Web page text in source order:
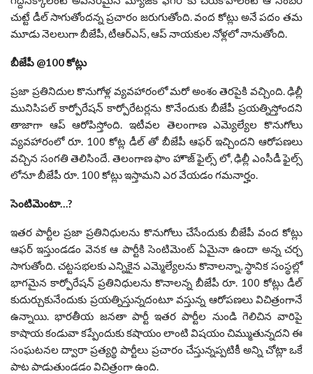
చుట్టే డీల్ సాగుతోందన్న ప్రచారం జరుగుతోంది. వంద కోట్లు అనే పదం తమ
మూడు నెలలుగా బీజేపీ, టీఆర్ఎస్, ఆప్ నాయకుల నోళ్లలో నానుతోంది.
బీజేపీ @100 కోట్లు
ప్రజా ప్రతినిదుల కొనుగోళ్ల వ్యవహారంలో మరో అంశం తెరపైకి వచ్చింది. ఢిల్లీ
మునిసిపల్ కార్పోరేషన్ కార్పోరేటర్లను కొనేందుకు బీజేపీ ప్రయత్నిస్తోందని
తాజాగా ఆప్ ఆరోపిస్తోంది. ఇటీవల తెలంగాణ ఎమ్యెల్యేల కొనుగోలు
వ్యవహారంలో రూ. 100 కోట్ల డీల్ తో బీజేపీ ఆఫర్ ఇచ్చిందని ఆరోపణలు
వచ్చిన సంగతి తెలిసిందే. తెలంగాణ ఫాం హౌజ్ ఫైల్స్ లో, ఢిల్లీ ఎంసీడీ ఫైల్స్
లోనూ బీజేపీ రూ. 100 కోట్లు ఇస్తామని ఎర వేయడం గమనార్హం.
సెంటిమెంటా…?
ఇతర పార్టీల ప్రజా ప్రతినిధులను కొనుగోలు చేసేందుకు బీజేపీ వంద కోట్లు
ఆఫర్ ఇస్తుండడం వెనక ఆ పార్టీకి సెంటిమెంట్ ఏమైనా ఉందా అన్న చర్చ
సాగుతోంది. చట్టసభలకు ఎన్నికైన ఎమ్మెల్యేలను కొనాలన్నా, స్థానిక సంస్థల్లో
భాగమైన కార్పోరేషన్ ప్రతినిధులను కొనాలన్న బీజేపీ రూ. 100 కోట్లు డీల్
కుదుర్చుకునేందుకు ప్రయత్నిస్తున్నదంటూ వస్తున్న ఆరోపణలు విచిత్రంగానే
ఉన్నాయి. భారతీయ జనతా పార్టీ ఇతర పార్టీల నుండి గెలిచిన వారిపై
కాషాయ కండువా కప్పేందుకు కషాయం లాంటి విషయం చిమ్ముతున్నదని ఈ
సంఘటనల ద్వారా ప్రత్యర్థి పార్టీలు ప్రచారం చేస్తున్నప్పటికీ అన్ని చోట్లా ఒకే
పాట పాడుతుండడం విచిత్రంగా ఉంది.